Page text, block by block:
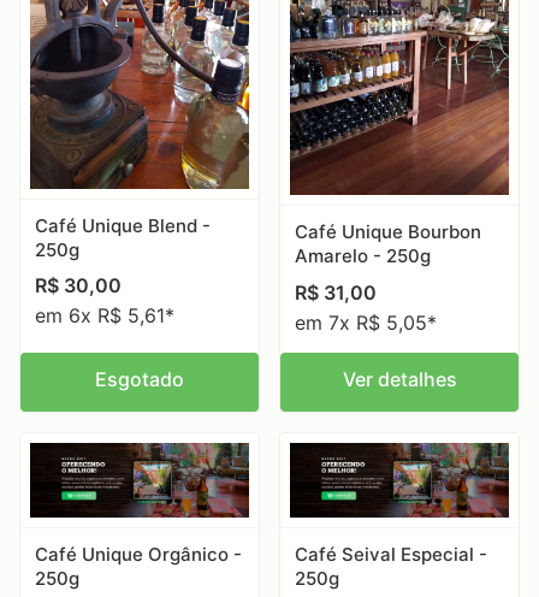
Café Unique Blend -
250g
R$ 30,00
em 6x R$ 5,61*
Esgotado
Café Unique Bourbon
Amarelo - 250g
R$ 31,00
em 7x R$ 5,05*
Ver detalhes
Café Unique Orgânico -
250g
Café Seival Especial -
250g